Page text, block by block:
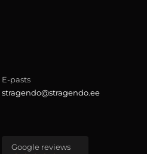
E-pasts
stragendo@stragendo.ee
Google reviews